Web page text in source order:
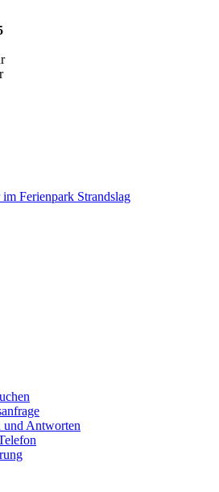
Ferienpark Strandslag
und Antworten